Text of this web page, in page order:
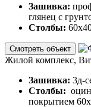
Зашивка:
глянец с
Столбы:
Смотреть объект
Жилой комплекс,
Зашивка: 3д-
Столбы:
покрытием